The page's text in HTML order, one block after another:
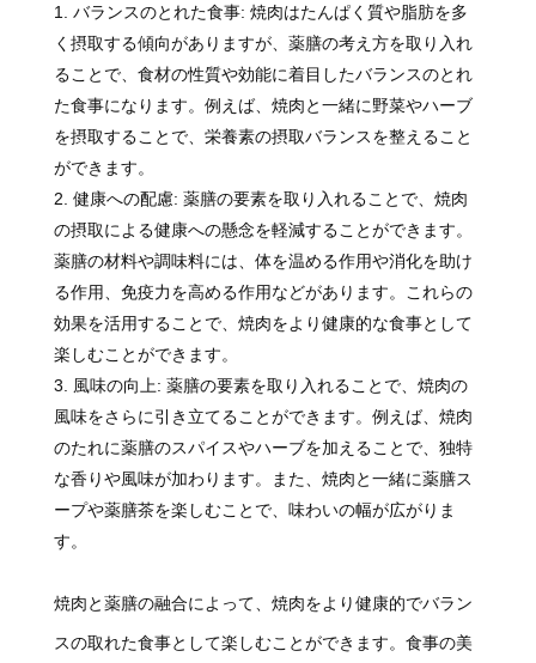
バランスのとれた食事: 焼肉はたんぱく質や脂肪を多
く摂取する傾向がありますが、薬膳の考え方を取り入れ
ることで、食材の性質や効能に着目したバランスのとれ
た食事になります。例えば、焼肉と一緒に野菜やハーブ
を摂取することで、栄養素の摂取バランスを整えること
ができます。
健康への配慮: 薬膳の要素を取り入れることで、焼肉
の摂取による健康への懸念を軽減することができます。
薬膳の材料や調味料には、体を温める作用や消化を助け
る作用、免疫力を高める作用などがあります。これらの
効果を活用することで、焼肉をより健康的な食事として
楽しむことができます。
風味の向上: 薬膳の要素を取り入れることで、焼肉の
風味をさらに引き立てることができます。例えば、焼肉
のたれに薬膳のスパイスやハーブを加えることで、独特
な香りや風味が加わります。また、焼肉と一緒に薬膳ス
ープや薬膳茶を楽しむことで、味わいの幅が広がりま
す。
焼肉と薬膳の融合によって、焼肉をより健康的でバラン
スの取れた食事として楽しむことができます。食事の美